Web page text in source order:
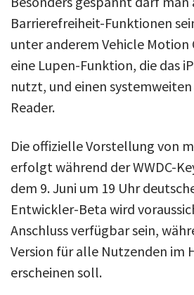
Barrierefreiheit-Funktionen
unter anderem Vehicle Motion
eine Lupen-Funktion, die das
nutzt, und einen
Reader.
Die offizielle Vorstellung von
erfolgt während der WWDC-
dem 9. Juni um 19 Uhr
Entwickler-Beta wird
Anschluss verfügbar sein,
Version für alle Nutzenden im
erscheinen soll.